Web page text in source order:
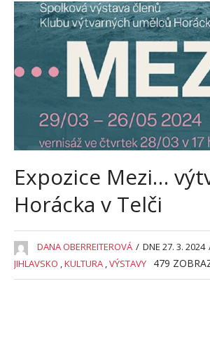
Expozice Mezi…
Horácka v Telči
DANA OBERREITEROVÁ / DNE 27. 3. 2024
JIHLAVSKO ,KULTURA ,VÝSTAVY 479